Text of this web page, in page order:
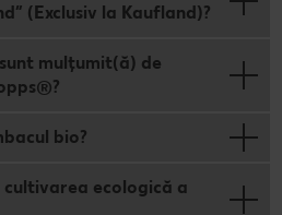
(Exclusiv la Kaufland)?
mulțumit(ă) de
bio?
cultivarea ecologică a